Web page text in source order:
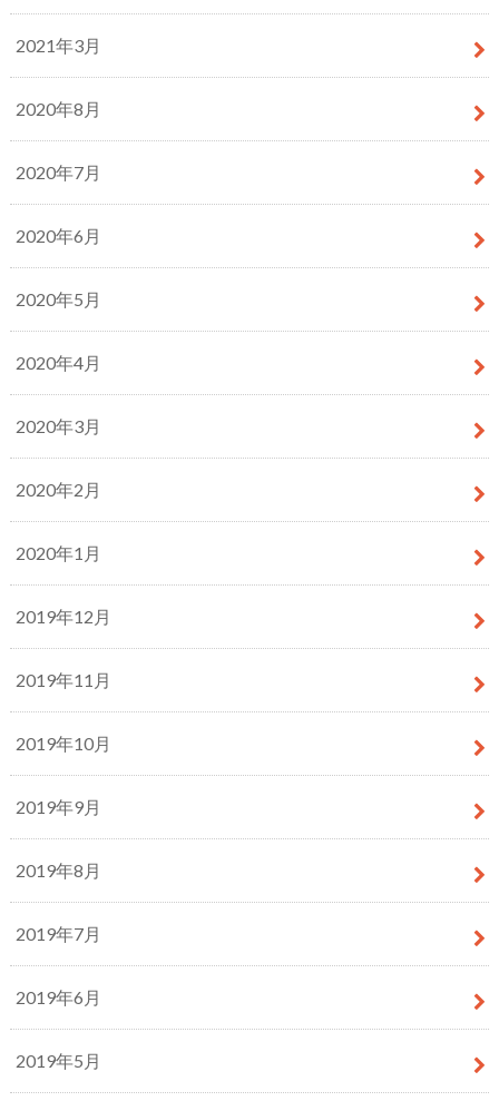
2021年3月
2020年8月
2020年7月
2020年6月
2020年5月
2020年4月
2020年3月
2020年2月
2020年1月
2019年12月
2019年11月
2019年10月
2019年9月
2019年8月
2019年7月
2019年6月
2019年5月